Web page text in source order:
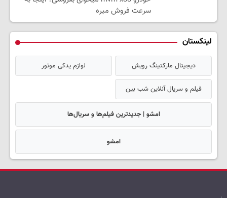
سرعت فروش میره
لینکستان
دیجیتال مارکتینگ رویش لوازم یدکی موتور
فیلم و سریال آنلاین شب بین
امشو | جدیدترین فیلم‌ها و سریال‌ها
امشو